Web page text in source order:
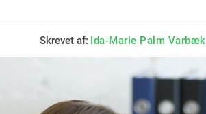
Skrevet af: Ida-Marie Palm Varbæk